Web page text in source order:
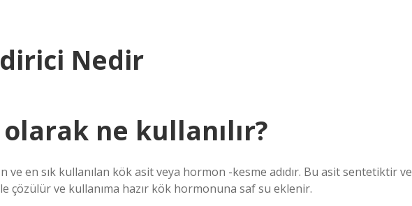
Nedir
ne kullanılır?
en sık kullanılan kök asit veya hormon -kesme adıdır. Bu asit sentetiktir ve
çözülür ve kullanıma hazır kök hormonuna saf su eklenir.